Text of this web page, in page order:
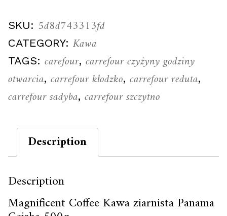
SKU: 5d8d743313fd
CATEGORY: Kawa
TAGS: carefour, carrefour czyżyny godziny
otwarcia, carrefour kłodzko, carrefour reduta,
carrefour sadyba, carrefour szczytno
Description
Description
Magnificent Coffee Kawa ziarnista Panama